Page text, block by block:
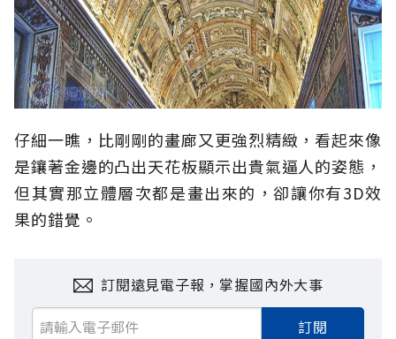
仔細一瞧，比剛剛的畫廊又更強烈精緻，看起來像
是鑲著金邊的凸出天花板顯示出貴氣逼人的姿態，
但其實那立體層次都是畫出來的，卻讓你有3D效
果的錯覺。
訂閱遠見電子報，掌握國內外大事
訂閱